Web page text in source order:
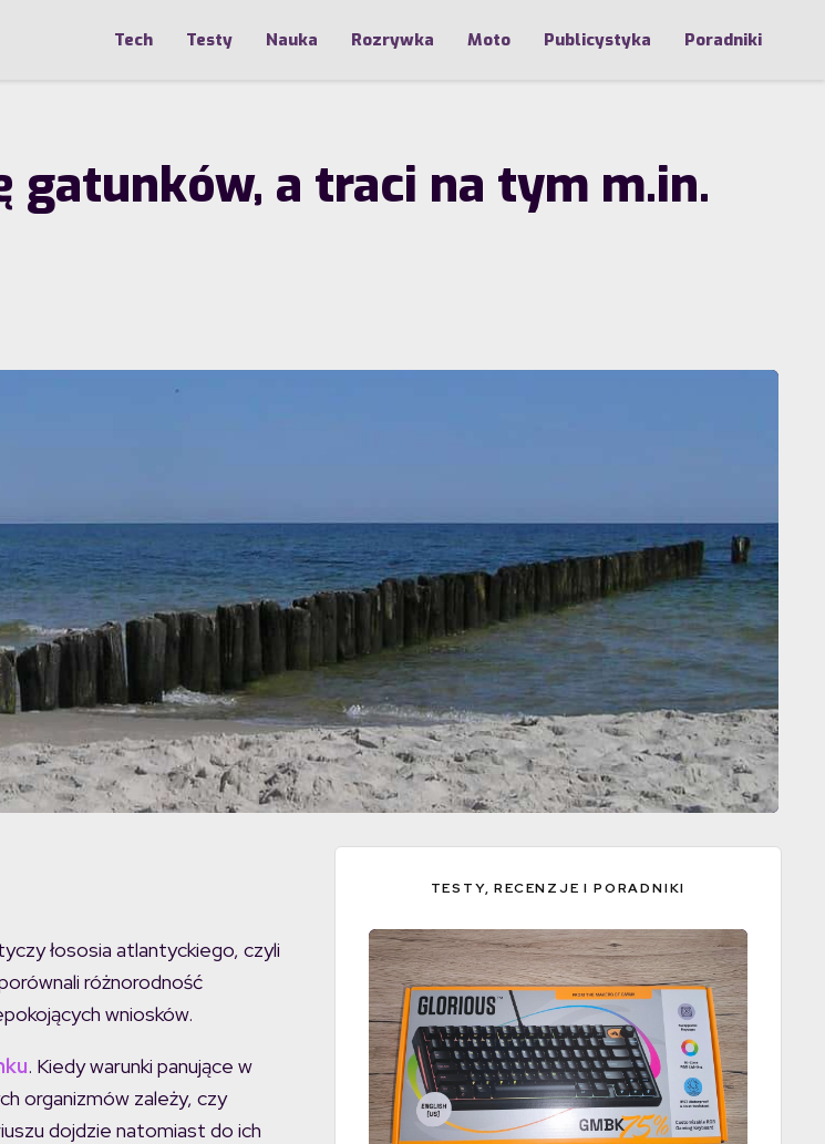
Tech Testy Nauka Rozrywka Moto Publicystyka Poradniki
a traci na tym m.in.
łososia atlantyckiego, czyli
różnorodność
wniosków.
. Kiedy warunki panujące w
organizmów zależy, czy
dojdzie natomiast do ich
TESTY, RECENZJE I PORADNIKI